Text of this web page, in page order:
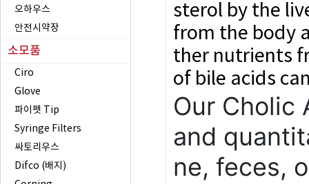
오하우스
안전시약장
소모품
Ciro
Glove
파이펫 Tip
Syringe Filters
싸토리우스
Difco (배지)
sterol by the
from the body
ther nutrients
of bile acids
Our Cholic
and
ne, feces,